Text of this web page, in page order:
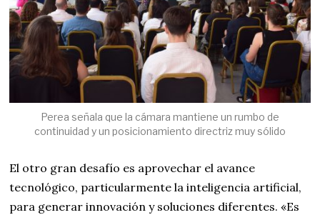
Perea señala que la cámara mantiene un rumbo de
continuidad y un posicionamiento directriz muy sólido
El otro gran desafío es aprovechar el avance
tecnológico, particularmente la inteligencia artificial,
para generar innovación y soluciones diferentes. «Es